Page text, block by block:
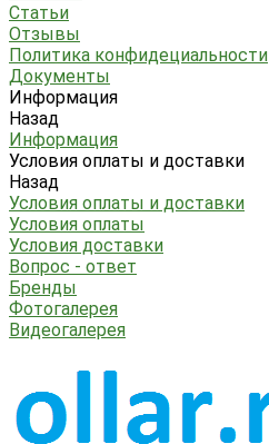
Статьи
Отзывы
Политика конфидециальности
Документы
Информация
Назад
Информация
Условия оплаты и доставки
Назад
Условия оплаты и доставки
Условия оплаты
Условия доставки
Вопрос - ответ
Бренды
Фотогалерея
Видеогалерея